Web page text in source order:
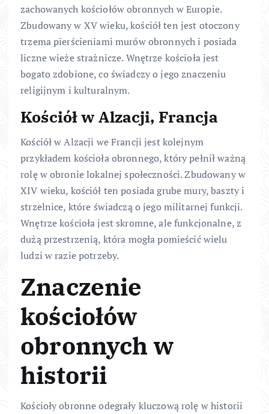
zachowanych kościołów obronnych w Europie.
Zbudowany w XV wieku, kościół ten jest otoczony
trzema pierścieniami murów obronnych i posiada
liczne wieże strażnicze. Wnętrze kościoła jest
bogato zdobione, co świadczy o jego znaczeniu
religijnym i kulturalnym.
Kościół w Alzacji, Francja
Kościół w Alzacji we Francji jest kolejnym
przykładem kościoła obronnego, który pełnił ważną
rolę w obronie lokalnej społeczności. Zbudowany w
XIV wieku, kościół ten posiada grube mury, baszty i
strzelnice, które świadczą o jego militarnej funkcji.
Wnętrze kościoła jest skromne, ale funkcjonalne, z
dużą przestrzenią, która mogła pomieścić wielu
ludzi w razie potrzeby.
Znaczenie
kościołów
obronnych w
historii
Kościoły obronne odegrały kluczową rolę w historii